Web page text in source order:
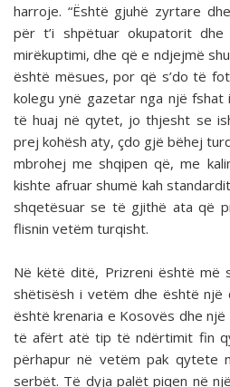
harroje. “Është gjuhë zyrtare
për t’i shpëtuar okupatorit
mirëkuptimi, dhe që e ndjejmë
është mësues, por që s’do të
kolegu ynë gazetar nga një
të huaj në qytet, jo thjesht se
prej kohësh aty, çdo gjë bëhej
mbrohej me shqipen që, me
kishte afruar shumë kah
shqetësuar se të gjithë ata që
flisnin vetëm turqisht.
Në këtë ditë, Prizreni është më
shëtisësh i vetëm dhe është një
është krenaria e Kosovës dhe një
të afërt atë tip të ndërtimit fin
përhapur në vetëm pak qytete
serbët. Të dyja palët piqen në